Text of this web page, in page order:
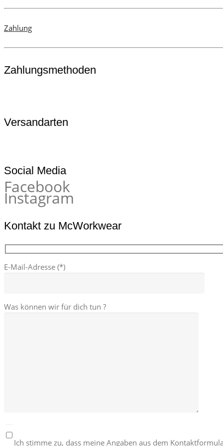
Zahlung
Zahlungsmethoden
Versandarten
Social Media
Facebook
Instagram
Kontakt zu McWorkwear
E-Mail-Adresse (*)
Was können wir für dich tun ?
Ich stimme zu, dass meine Angaben aus dem